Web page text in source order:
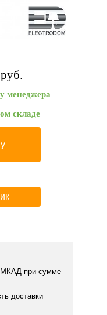
менеджера
складе
МКАД при сумме
доставки